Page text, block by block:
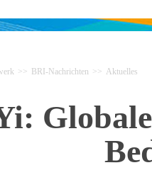
>> BRI-Nachrichten >> Aktuelles